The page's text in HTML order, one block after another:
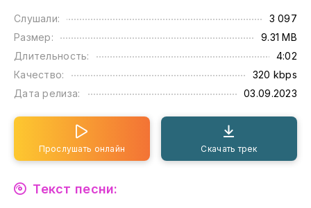
Слушали:
3 097
Размер:
9.31 MB
Длительность:
4:02
Качество:
320 kbps
Дата релиза:
03.09.2023
Прослушать онлайн Скачать трек
Текст песни: